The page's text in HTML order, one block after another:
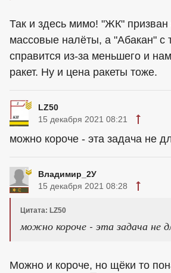
Так и здесь мимо! "ЖК" призван
массовые налёты, а "Абакан" с
справится из-за меньшего и
ракет. Ну и цена ракеты тоже.
LZ50
15 декабря 2021 08:21
можно короче - эта задача не
Владимир_2У
15 декабря 2021 08:28
Цитата: LZ50
можно короче - эта задача не
Можно и короче, но щёки то